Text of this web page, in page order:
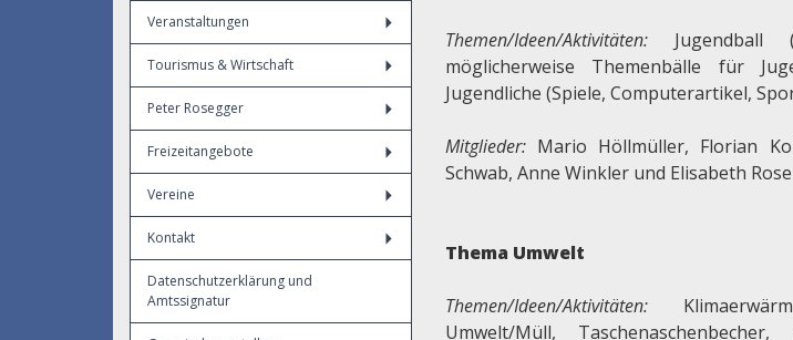
Veranstaltungen
Tourismus & Wirtschaft
Peter Rosegger
Freizeitangebote
Vereine
Kontakt
Datenschutzerklärung und
Amtssignatur
Themen/Ideen/Aktivitäten: Jugendball
möglicherweise Themenbälle für
Jugendliche (Spiele, Computerartikel,
Mitglieder: Mario Höllmüller, Florian
Schwab, Anne Winkler und Elisabeth
Thema Umwelt
Themen/Ideen/Aktivitäten:
Umwelt/Müll,